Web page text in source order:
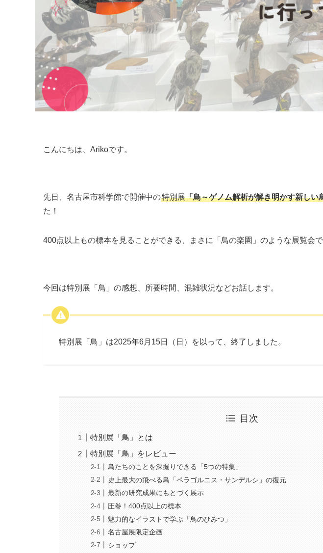
こんにちは、Arikoです。
先日、名古屋市科学館で開催中の特別展「鳥～ゲノム解析が解き明かす新しい
た！
400点以上もの標本を見ることができる、まさに「鳥の楽園」のような展覧会で
今回は特別展「鳥」の感想、所要時間、混雑状況などお話します。
特別展「鳥」は2025年6月15日（日）を以って、終了しました。
目次
特別展「鳥」とは
特別展「鳥」をレビュー
鳥たちのことを深掘りできる「5つの特集」
史上最大の飛べる鳥「ペラゴルニス・サンデルシ」の復元
最新の研究成果にもとづく展示
圧巻！400点以上の標本
魅力的なイラストで学ぶ「鳥のひみつ」
名古屋展限定企画
ショップ